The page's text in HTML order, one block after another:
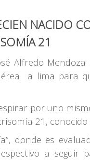
NACIDO
21
Alfredo Mendoza
a lima para
por uno
21,
donde es
a seguir